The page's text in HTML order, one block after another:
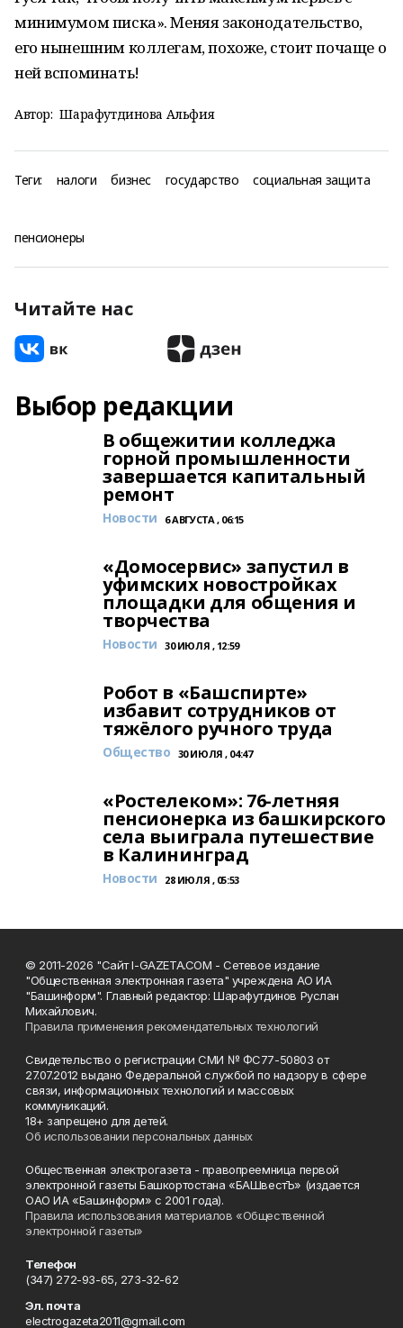
минимумом писка». Меняя законодательство,
его нынешним коллегам, похоже, стоит почаще о
ней вспоминать!
Автор: Шарафутдинова Альфия
Теги: налоги бизнес государство социальная защита
пенсионеры
Читайте нас
Выбор редакции
В общежитии колледжа
горной промышленности
завершается капитальный
ремонт
Новости 6 АВГУСТА , 06:15
«Домосервис» запустил в
уфимских новостройках
площадки для общения и
творчества
Новости 30 ИЮЛЯ , 12:59
Робот в «Башспирте»
избавит сотрудников от
тяжёлого ручного труда
Общество 30 ИЮЛЯ , 04:47
«Ростелеком»: 76-летняя
пенсионерка из башкирского
села выиграла путешествие
в Калининград
Новости 28 ИЮЛЯ , 05:53
© 2011-2026 "Сайт I-GAZETA.COM - Сетевое издание
"Общественная электронная газета" учреждена АО ИА
"Башинформ". Главный редактор: Шарафутдинов Руслан
Михайлович.
Правила применения рекомендательных технологий
Свидетельство о регистрации СМИ № ФС77-50803 от
27.07.2012 выдано Федеральной службой по надзору в сфере
связи, информационных технологий и массовых
коммуникаций.
18+ запрещено для детей.
Об использовании персональных данных
Общественная электрогазета - правопреемница первой
электронной газеты Башкортостана «БАШвестЪ» (издается
ОАО ИА «Башинформ» с 2001 года).
Правила использования материалов «Общественной
электронной газеты»
Телефон
(347) 272-93-65, 273-32-62
Эл. почта
electrogazeta2011@gmail.com